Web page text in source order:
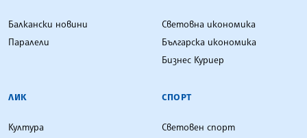
Балкански новини
Паралели
Световна икономика
Българска икономика
Бизнес Куриер
ЛИК
Култура
СПОРТ
Световен спорт